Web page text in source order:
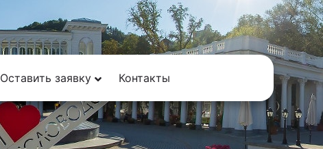
Оставить заявку Контакты